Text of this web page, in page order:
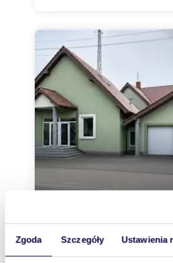
Zgoda Szczegóły Ustawienia